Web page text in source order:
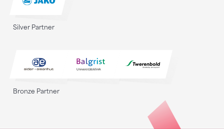
Silver Partner
Bronze Partner